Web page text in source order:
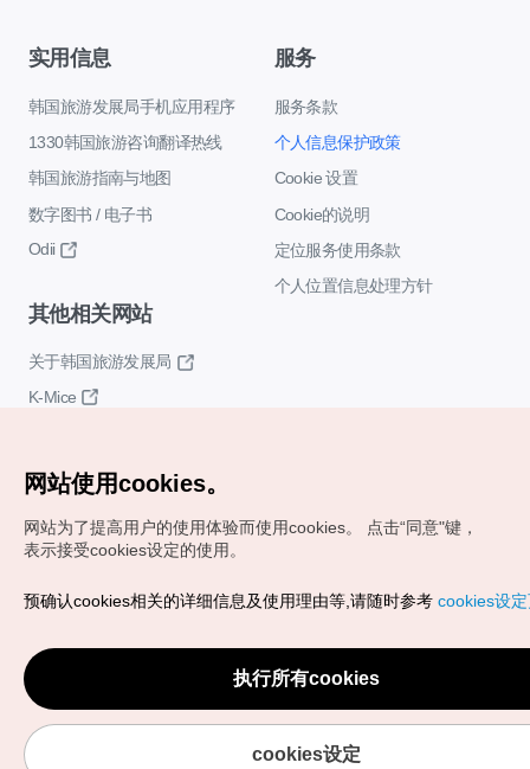
实用信息
韩国旅游发展局手机应用程序
1330韩国旅游咨询翻译热线
韩国旅游指南与地图
数字图书 / 电子书
Odii
服务
服务条款
个人信息保护政策
Cookie 设置
Cookie的说明
定位服务使用条款
个人位置信息处理方针
其他相关网站
关于韩国旅游发展局
K-Mice
Copyrights (c) 韩国旅游发展局版权所有
VISITKOREA官方邮箱
chnsim@knto.or.kr
网站使用cookies。
网站为了提高用户的使用体验而使用cookies。
点击“同意"键，
表示接受cookies设定的使用。
预确认cookies相关的详细信息及使用理由等,请随时参考 cookies设
执行所有cookies
cookies设定